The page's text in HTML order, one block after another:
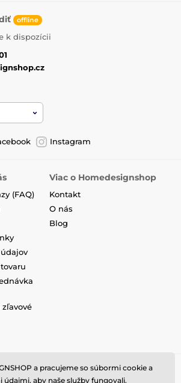
offline
k dispozícii
Instagram
(FAQ)
Viac o Homedesignshop
Kontakt
O nás
Blog
a pracujeme so súbormi cookie a
údajmi, aby naše služby fungovali.